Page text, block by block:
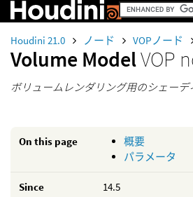
Houdini 21.0 ノード VOPノード
Volume ModelVOP
ボリュームレンダリング用のシェーデ
On this page
概要
パラメータ
Since 14.5